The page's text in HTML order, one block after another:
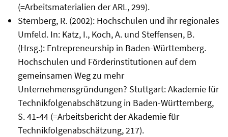
(=Arbeitsmaterialien der ARL, 299).
Sternberg, R. (2002): Hochschulen und ihr regionales
Umfeld. In: Katz, I., Koch, A. und Steffensen, B.
(Hrsg.): Entrepreneurship in Baden-Württemberg.
Hochschulen und Förderinstitutionen auf dem
gemeinsamen Weg zu mehr
Unternehmensgründungen? Stuttgart: Akademie für
Technikfolgenabschätzung in Baden-Württemberg,
S. 41-44 (=Arbeitsbericht der Akademie für
Technikfolgenabschätzung, 217).